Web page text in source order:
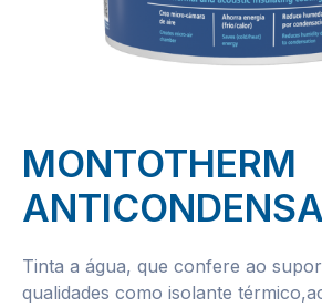
MONTOTHERM
Tinta a água, que confere ao
qualidades como isolante